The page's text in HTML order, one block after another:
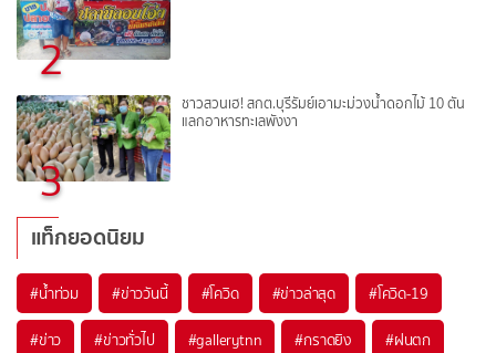
2
3
ชาวสวนเฮ! สกต.บุรีรัมย์เอามะม่วงน้ำดอกไม้ 10 ตัน
แลกอาหารทะเลพังงา
แท็กยอดนิยม
#น้ำท่วม #ข่าววันนี้ #โควิด #ข่าวล่าสุด #โควิด-19
#ข่าว #ข่าวทั่วไป #gallerytnn #กราดยิง #ฝนตก